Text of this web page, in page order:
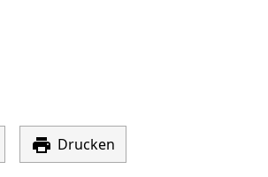
 Drucken